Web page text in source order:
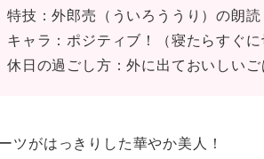
特技：外郎売（ういろううり）の朗読
キャラ：ポジティブ！（寝たらすぐに
休日の過ごし方：外に出ておいしい
ツがはっきりした華やか美人！